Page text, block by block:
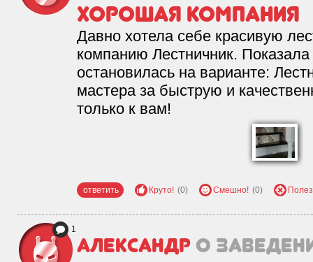
Хорошая компания
Давно хотела себе красивую
компанию Лестничник. Показала
остановилась на варианте:
мастера за быструю и
только к вам!
ответить Круто! (0) Смешно! (0)
1
Александр о